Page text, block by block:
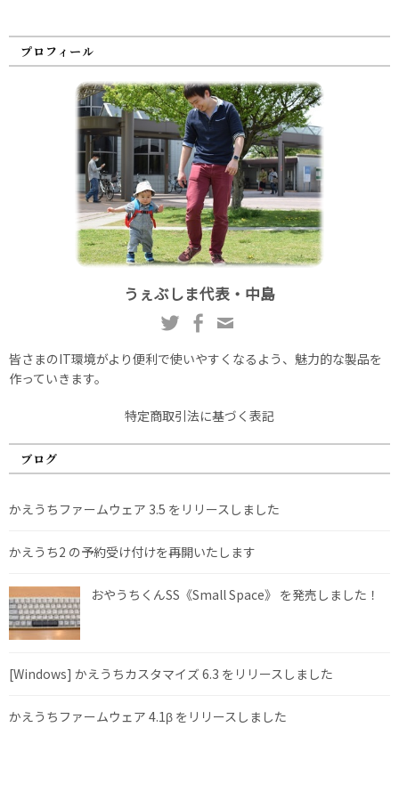
プロフィール
うぇぶしま代表・中島
皆さまのIT環境がより便利で使いやすくなるよう、魅力的な製品を
作っていきます。
特定商取引法に基づく表記
ブログ
かえうちファームウェア 3.5 をリリースしました
かえうち2 の予約受け付けを再開いたします
おやうちくんSS《Small Space》 を発売しました！
[Windows] かえうちカスタマイズ 6.3 をリリースしました
かえうちファームウェア 4.1β をリリースしました